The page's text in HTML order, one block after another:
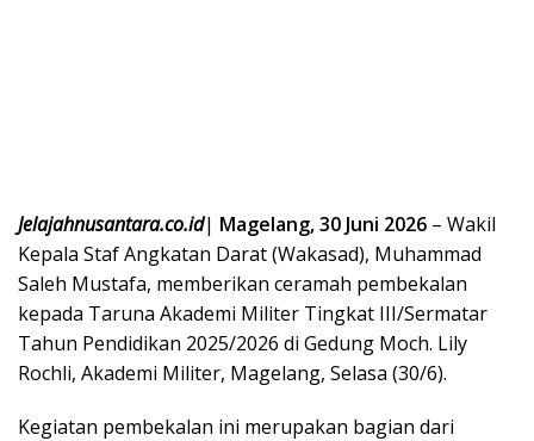
Jelajahnusantara.co.id| Magelang, 30 Juni 2026 – Wakil
Kepala Staf Angkatan Darat (Wakasad), Muhammad
Saleh Mustafa, memberikan ceramah pembekalan
kepada Taruna Akademi Militer Tingkat III/Sermatar
Tahun Pendidikan 2025/2026 di Gedung Moch. Lily
Rochli, Akademi Militer, Magelang, Selasa (30/6).
Kegiatan pembekalan ini merupakan bagian dari